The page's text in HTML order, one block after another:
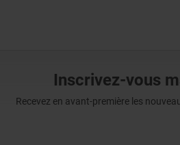
Inscrivez-vous
Recevez en avant-première les